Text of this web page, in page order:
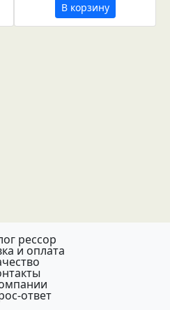
В корзину
рессор
и оплата
ответ